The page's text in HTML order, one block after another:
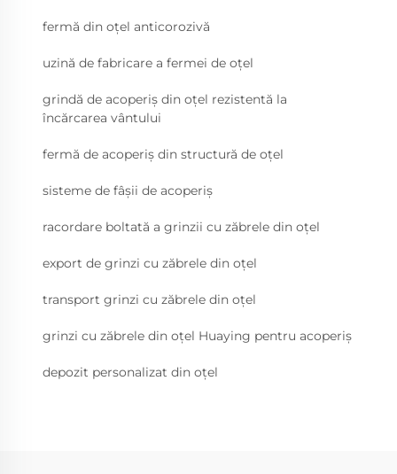
fermă din oțel anticorozivă
uzină de fabricare a fermei de oțel
grindă de acoperiș din oțel rezistentă la
încărcarea vântului
fermă de acoperiș din structură de oțel
sisteme de fâșii de acoperiș
racordare boltată a grinzii cu zăbrele din oțel
export de grinzi cu zăbrele din oțel
transport grinzi cu zăbrele din oțel
grinzi cu zăbrele din oțel Huaying pentru acoperiș
depozit personalizat din oțel